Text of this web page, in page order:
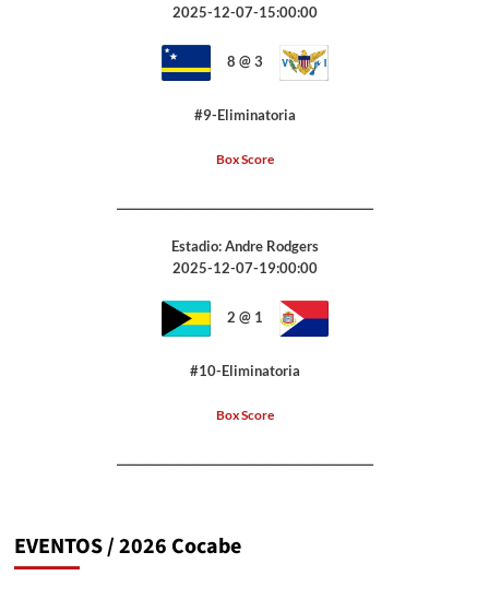
2025-12-07-15:00:00
8 @ 3
#9-Eliminatoria
Box Score
Estadio: Andre Rodgers
2025-12-07-19:00:00
2 @ 1
#10-Eliminatoria
Box Score
EVENTOS / 2026 Cocabe